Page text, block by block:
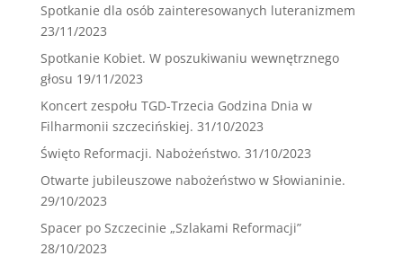
Spotkanie dla osób zainteresowanych luteranizmem
23/11/2023
Spotkanie Kobiet. W poszukiwaniu wewnętrznego
głosu 19/11/2023
Koncert zespołu TGD-Trzecia Godzina Dnia w
Filharmonii szczecińskiej. 31/10/2023
Święto Reformacji. Nabożeństwo. 31/10/2023
Otwarte jubileuszowe nabożeństwo w Słowianinie.
29/10/2023
Spacer po Szczecinie „Szlakami Reformacji”
28/10/2023